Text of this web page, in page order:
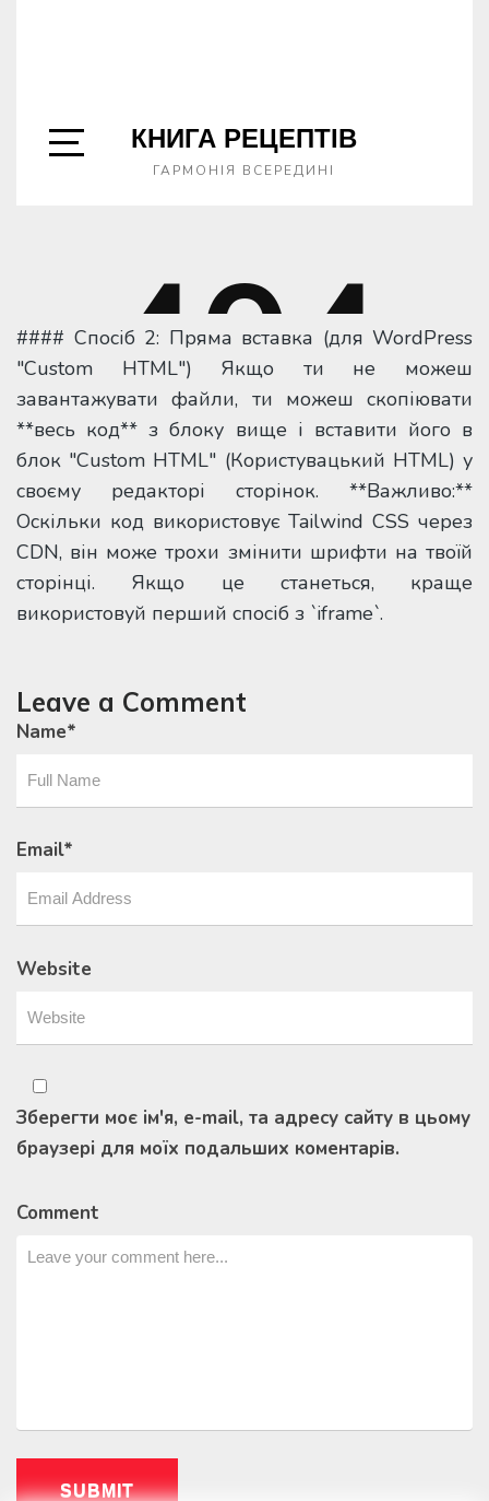
#### Спосіб 2: Пряма вставка (для WordPress
"Custom HTML") Якщо ти не можеш
завантажувати файли, ти можеш скопіювати
**весь код** з блоку вище і вставити його в
блок "Custom HTML" (Користувацький HTML) у
своєму редакторі сторінок. **Важливо:**
Оскільки код використовує Tailwind CSS через
CDN, він може трохи змінити шрифти на твоїй
сторінці. Якщо це станеться, краще
використовуй перший спосіб з `iframe`.
Leave a Comment
Name*
Email*
Website
Зберегти моє ім'я, e-mail, та адресу сайту в цьому
браузері для моїх подальших коментарів.
Comment